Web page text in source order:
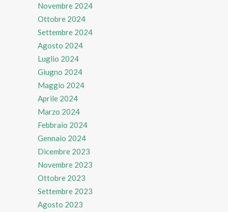
Novembre 2024
Ottobre 2024
Settembre 2024
Agosto 2024
Luglio 2024
Giugno 2024
Maggio 2024
Aprile 2024
Marzo 2024
Febbraio 2024
Gennaio 2024
Dicembre 2023
Novembre 2023
Ottobre 2023
Settembre 2023
Agosto 2023